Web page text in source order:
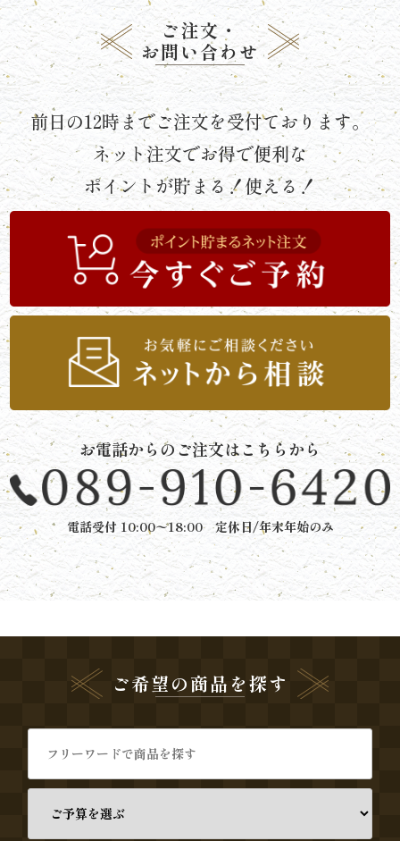
《京
懐
石》
シ
リ
ー
と
ボ
リ
ュ
ー
ー
す
ご注文・
お問い合わせ
前日の12時までご注文を受付ております。
ネット注文でお得で便利な
ポイントが貯まる！使える！
お電話からのご注文はこちらから
電話受付 10:00〜18:00 定休日/年末年始のみ
ご希望の商品を探す